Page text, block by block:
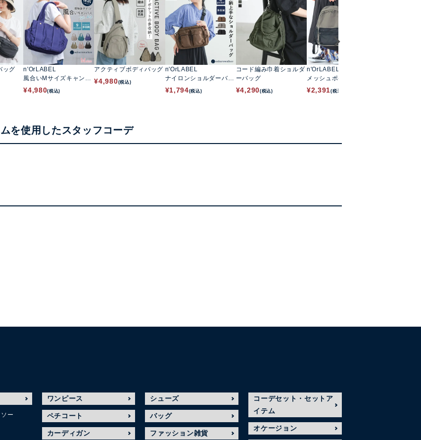
ッグ
n'OrLABEL
風合いMサイズキャンバ
ストートバッグ
¥4,980(税込)
アクティブボディバッグ
¥4,980(税込)
n'OrLABEL
ナイロンショルダーバッ
グ
¥1,794(税込)
コード編み巾着ショルダ
ーバッグ
¥4,290(税込)
n'OrLABEL
メッシュポケットリュッ
クサック
¥2,391(税込)
を使用したスタッフコーデ
ー
ワンピース
ペチコート
カーディガン
シューズ
バッグ
ファッション雑貨
コーデセット・セットア
イテム
オケージョン